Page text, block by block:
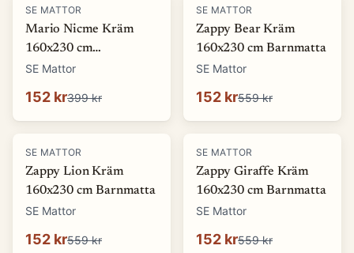
-62%
SE MATTOR
Mario Nicme Kräm
160x230 cm
Wiltonmatta
SE Mattor
152 kr399 kr
-73%
SE MATTOR
Zappy Bear Kräm
160x230 cm Barnmatta
SE Mattor
152 kr559 kr
-73%
SE MATTOR
Zappy Lion Kräm
160x230 cm Barnmatta
SE Mattor
152 kr559 kr
-73%
SE MATTOR
Zappy Giraffe Kräm
160x230 cm Barnmatta
SE Mattor
152 kr559 kr